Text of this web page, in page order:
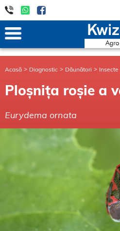
Acasă Diagnostic Dăunători Insecte
Ploșnița roșie a
Eurydema ornata